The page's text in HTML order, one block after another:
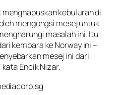
kebuluran di
mengongsi mesej untuk
masalah ini. Itu
kembara ke Norway ini –
mesej ini dari
Encik Nizar.